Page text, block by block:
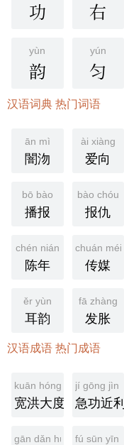
功 右
yùn
韵
yún
匀
汉语词典 热门词语
ān mì
闇沕
ài xiàng
爱向
bō bào
播报
bào chóu
报仇
chén nián
陈年
chuán méi
传媒
ěr yùn
耳韵
fā zhàng
发胀
汉语成语 热门成语
kuān hóng dà dù
宽洪大度
jí gōng jìn lì
急功近利
gān dǎn hú yuèfú sūn yīn zǐ